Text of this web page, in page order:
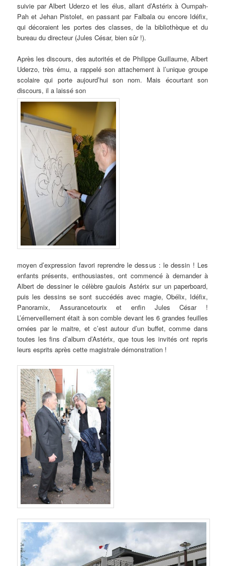
suivie par Albert Uderzo et les élus, allant d’Astérix à Oumpah-
Pah et Jehan Pistolet, en passant par Falbala ou encore Idéfix,
qui décoraient les portes des classes, de la bibliothèque et du
bureau du directeur (Jules César, bien sûr !).
Après les discours, des autorités et de Philippe Guillaume, Albert
Uderzo, très ému, a rappelé son attachement à l’unique groupe
scolaire qui porte aujourd’hui son nom. Mais écourtant son
discours, il a laissé son
moyen d’expression favori reprendre le dessus : le dessin ! Les
enfants présents, enthousiastes, ont commencé à demander à
Albert de dessiner le célèbre gaulois Astérix sur un paperboard,
puis les dessins se sont succédés avec magie, Obélix, Idéfix,
Panoramix, Assurancetourix et enfin Jules César !
L’émerveillement était à son comble devant les 6 grandes feuilles
ornées par le maitre, et c’est autour d’un buffet, comme dans
toutes les fins d’album d’Astérix, que tous les invités ont repris
leurs esprits après cette magistrale démonstration !